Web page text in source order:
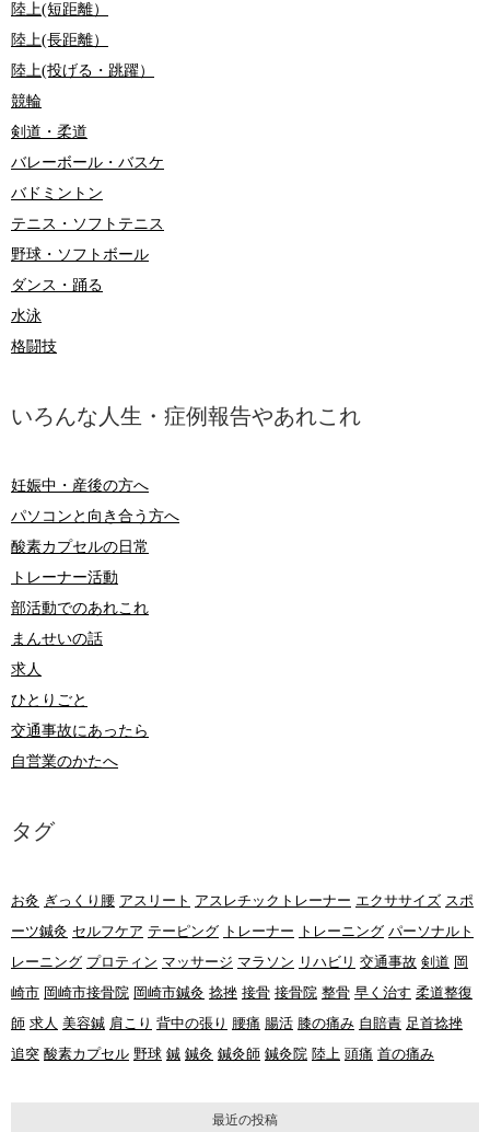
陸上(短距離）
陸上(長距離）
陸上(投げる・跳躍）
競輪
剣道・柔道
バレーボール・バスケ
バドミントン
テニス・ソフトテニス
野球・ソフトボール
ダンス・踊る
水泳
格闘技
いろんな人生・症例報告やあれこれ
妊娠中・産後の方へ
パソコンと向き合う方へ
酸素カプセルの日常
トレーナー活動
部活動でのあれこれ
まんせいの話
求人
ひとりごと
交通事故にあったら
自営業のかたへ
タグ
お灸 ぎっくり腰 アスリート アスレチックトレーナー エクササイズ スポ
ーツ鍼灸 セルフケア テーピング トレーナー トレーニング パーソナルト
レーニング プロティン マッサージ マラソン リハビリ 交通事故 剣道 岡
崎市 岡崎市接骨院 岡崎市鍼灸 捻挫 接骨 接骨院 整骨 早く治す 柔道整復
師 求人 美容鍼 肩こり 背中の張り 腰痛 腸活 膝の痛み 自賠責 足首捻挫
追突 酸素カプセル 野球 鍼 鍼灸 鍼灸師 鍼灸院 陸上 頭痛 首の痛み
最近の投稿